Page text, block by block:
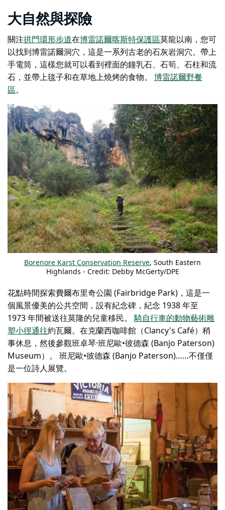
大自然與探險
關注拱門環形步道在博雷諾爾喀斯特保護區莫龍以南，您可
以找到博雷諾爾洞穴，這是一系列古老的石灰岩洞穴。帶上
手電筒，這樣您就可以看到裡面的鐘乳石、石筍、石柱和流
石，並帶上毯子和在草地上燒烤的食物。
博雷諾爾野餐
區。
Borenore Karst Conservation Reserve, South Eastern
Highlands - Credit: Debby McGerty/DPE
花點時間探索費爾布里奇公園 (Fairbridge Park)，這是一
個風景優美的公共空間，設有紀念碑，紀念 1938 年至
1973 年間被送往莫隆的兒童移民。
騎自行車的動物藝術雕
塑小徑通往約瓦爾。在克蘭西咖啡館（Clancy's Café）稍
事休息，然後參觀班卓琴·班尼歐•彼德森 (Banjo Paterson)
Museum）。
班尼歐•彼德森 (Banjo Paterson)……不僅僅
是一位詩人展覽。